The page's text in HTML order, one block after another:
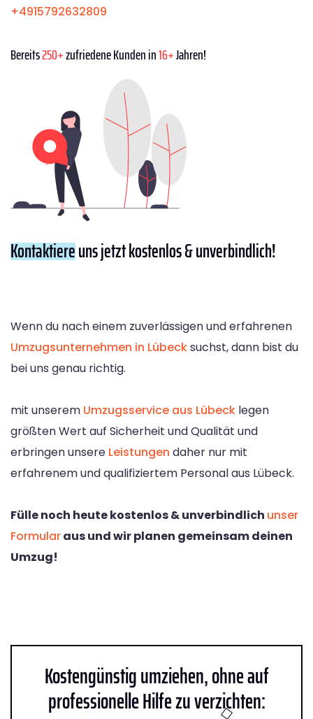
+4915792632809
Bereits250+zufriedene Kunden in16+Jahren!
Kontaktiereuns jetzt kostenlos & unverbindlich!
Wenn du nach einem zuverlässigen und erfahrenen
Umzugsunternehmen in Lübecksuchst, dann bist du
bei uns genau richtig.
mit unserem Umzugsservice aus Lübeck legen
größten Wert auf Sicherheit und Qualität und
erbringen unsere Leistungen daher nur mit
erfahrenem und qualifiziertem Personal aus Lübeck.
Fülle noch heute kostenlos & unverbindlich unser
Formularaus und wir planen gemeinsam deinen
Umzug!
Kostengünstig umziehen, ohne auf
professionelle Hilfe zu verzichten: